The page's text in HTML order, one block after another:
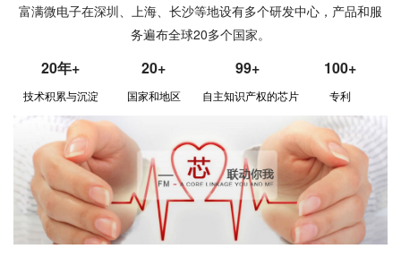
控股子公司“凌矽半导体”成立
控股子公司“云矽半导体”成立
2014
7月
富满电子完成股份制改造暨深圳市富满电子集团股份
有限公司成立
富满微电子在深圳、上海、长沙等地设有多个研发中心，产品和服
务遍布全球20多个国家。
20年+
技术积累与沉淀
20+
国家和地区
99+
自主知识产权的芯片
100+
专利